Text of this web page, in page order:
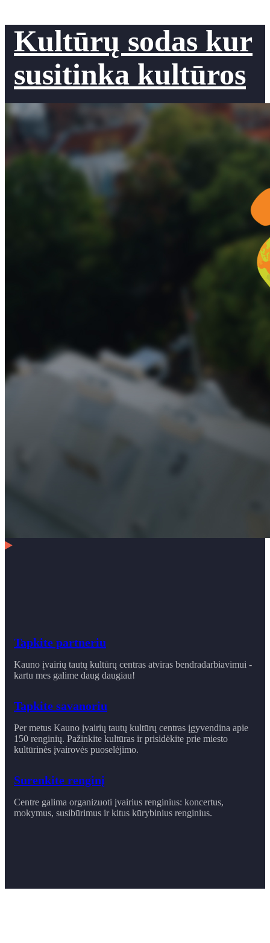
Kultūrų sodas kur
susitinka kultūros
Tapkite partneriu
Kauno įvairių tautų kultūrų centras atviras bendradarbiavimui -
kartu mes galime daug daugiau!
Tapkite savanoriu
Per metus Kauno įvairių tautų kultūrų centras įgyvendina apie
150 renginių. Pažinkite kultūras ir prisidėkite prie miesto
kultūrinės įvairovės puoselėjimo.
Surenkite renginį
Centre galima organizuoti įvairius renginius: koncertus,
mokymus, susibūrimus ir ​kitus kūrybinius renginius.